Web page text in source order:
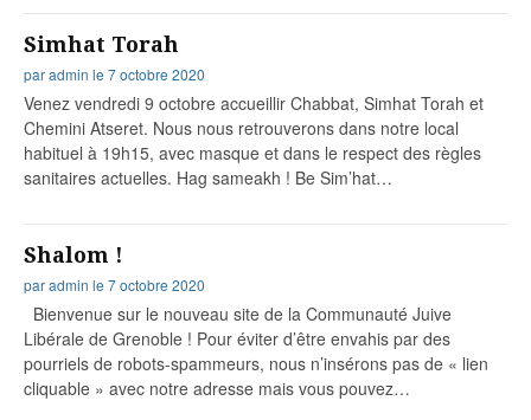
Simhat Torah
paradmin le 7 octobre 2020
Venez vendredi 9 octobre accueillir Chabbat, Simhat Torah et
Chemini Atseret. Nous nous retrouverons dans notre local
habituel à 19h15, avec masque et dans le respect des règles
sanitaires actuelles. Hag sameakh ! Be Sim’hat…
Shalom !
paradmin le 7 octobre 2020
Bienvenue sur le nouveau site de la Communauté Juive
Libérale de Grenoble ! Pour éviter d’être envahis par des
pourriels de robots-spammeurs, nous n’insérons pas de « lien
cliquable » avec notre adresse mais vous pouvez…